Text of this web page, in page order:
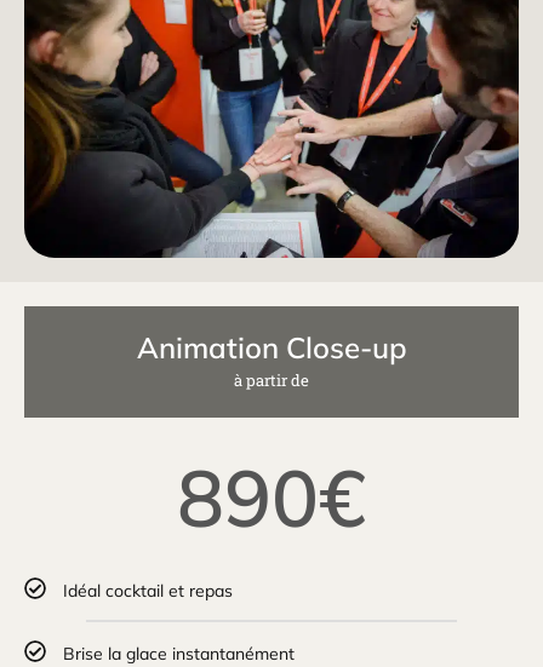
Animation Close-up
à partir de
890€
Idéal cocktail et repas
Brise la glace instantanément